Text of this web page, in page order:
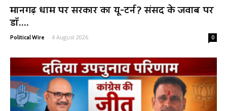
मानगढ़ धाम पर सरकार का यू-टर्न? संसद के जवाब पर
डॉ....
Political Wire - 4 August 2026 0